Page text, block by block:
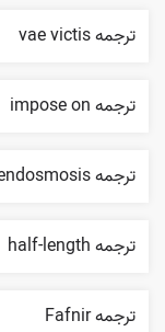
ترجمه vae victis
ترجمه impose on
ترجمه endosmosis
ترجمه half-length
ترجمه Fafnir